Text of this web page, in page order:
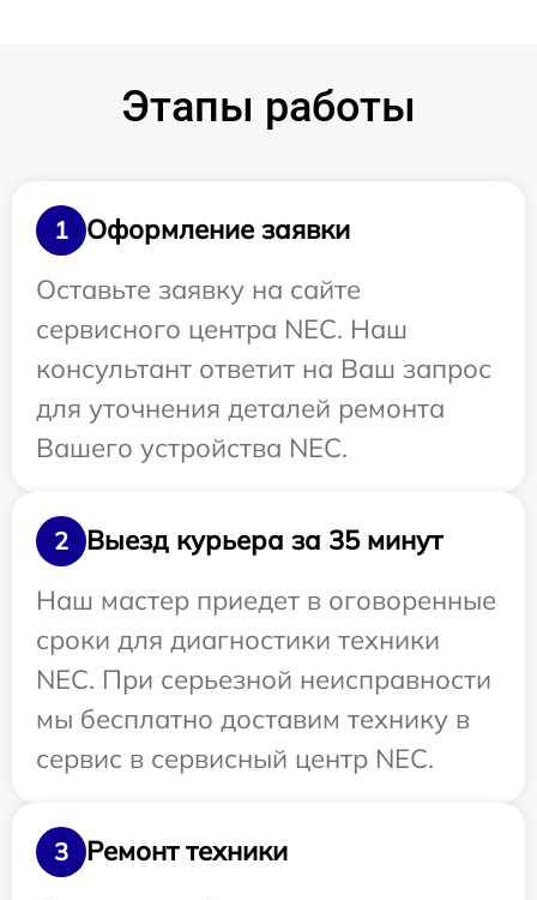
Этапы работы
1
Оформление заявки
Оставьте заявку на сайте
сервисного центра NEC. Наш
консультант ответит на Ваш запрос
для уточнения деталей ремонта
Вашего устройства NEC.
2
Выезд курьера за 35 минут
Наш мастер приедет в оговоренные
сроки для диагностики техники
NEC. При серьезной неисправности
мы бесплатно доставим технику в
сервис в сервисный центр NEC.
3
Ремонт техники